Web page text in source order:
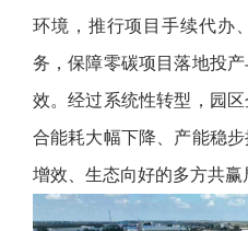
环境，推行项目手续代办
务，保障零碳项目落地投
效。经过系统性转型，园
合能耗大幅下降、产能稳
增效、生态向好的多方共赢